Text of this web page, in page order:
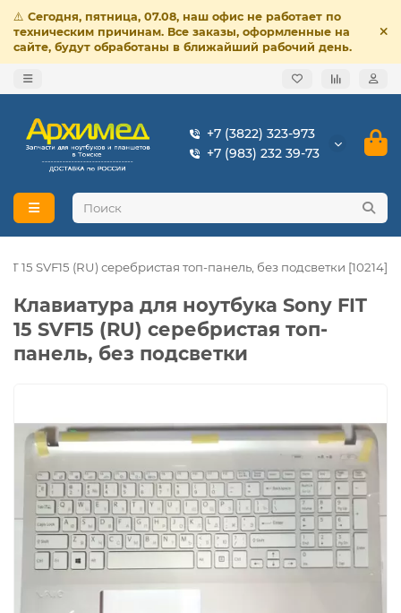
⚠️ Сегодня, пятница, 07.08, наш офис не работает по
техническим причинам. Все заказы, оформленные на
сайте, будут обработаны в ближайший рабочий день.
+7 (3822) 323-973
+7 (983) 232 39-73
15 SVF15 (RU) серебристая топ-панель, без подсветки [10214]
Клавиатура для ноутбука Sony FIT
15 SVF15 (RU) серебристая топ-
панель, без подсветки